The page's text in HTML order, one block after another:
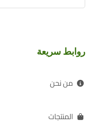
روابط سريعة
من نحن
المنتجات